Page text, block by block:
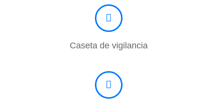
Caseta de vigilancia